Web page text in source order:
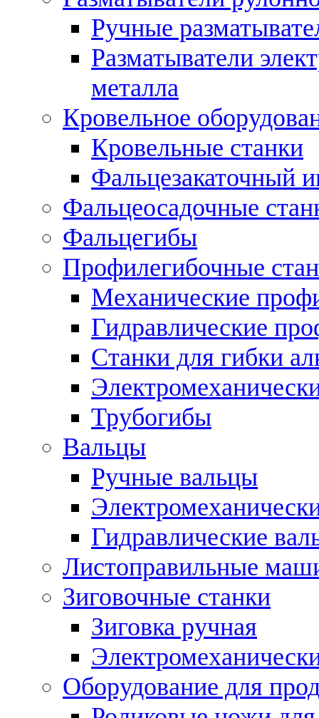
Ручные
Разматыватели
металла
Кровельное
Кровельные станки
Фальцезакаточный
Фальцеосадочные
Фальцегибы
Профилегибочные
Механические
Гидравлические
Станки для гибки
Трубогибы
Вальцы
Ручные вальцы
Гидравлические
Листоправильные
Зиговочные станки
Зиговка ручная
Оборудование для